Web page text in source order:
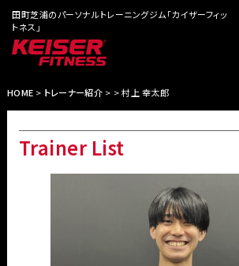
田町芝浦のパーソナルトレーニングジム「カイザーフィッ
トネス」
HOME > トレーナー紹介> > 村上 幸太郎
Trainer List